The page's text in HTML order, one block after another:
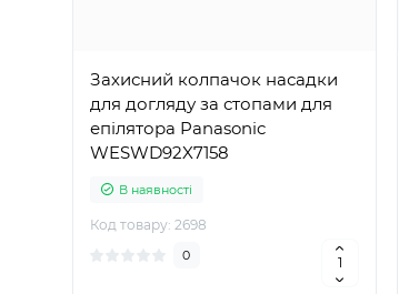
Захисний колпачок насадки
для догляду за стопами для
епілятора Panasonic
WESWD92X7158
В наявності
Код товару: 2698
0